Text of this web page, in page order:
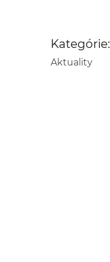
Kategórie:
Aktuality